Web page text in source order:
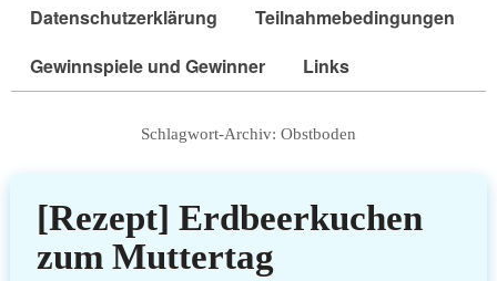
Datenschutzerklärung
Teilnahmebedingungen
Gewinnspiele und Gewinner
Links
Schlagwort-Archiv: Obstboden
[Rezept] Erdbeerkuchen
zum Muttertag